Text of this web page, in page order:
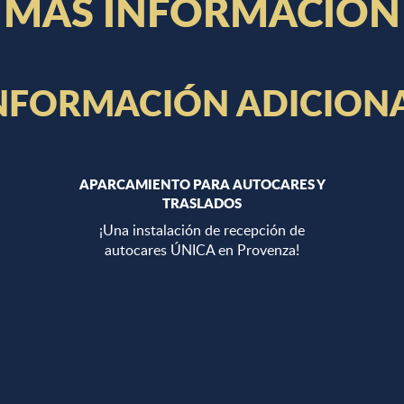
APARCAMIENTO PARA AUTOCARES Y
TRASLADOS
¡Una instalación de recepción de
autocares ÚNICA en Provenza!